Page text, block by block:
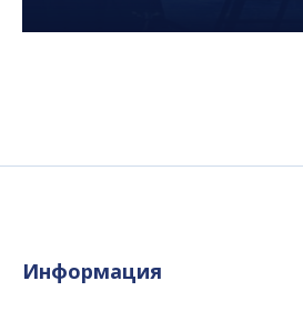
Информация